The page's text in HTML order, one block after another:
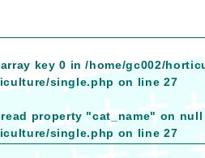
key 0 in/home/gc002/
single.php on line 27
property "cat_name" on null
single.php on line 27